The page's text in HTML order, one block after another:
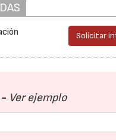
Solicitar
Ver ejemplo